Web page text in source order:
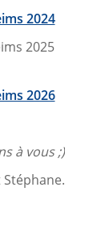
2024
2025
2026
à vous ;)